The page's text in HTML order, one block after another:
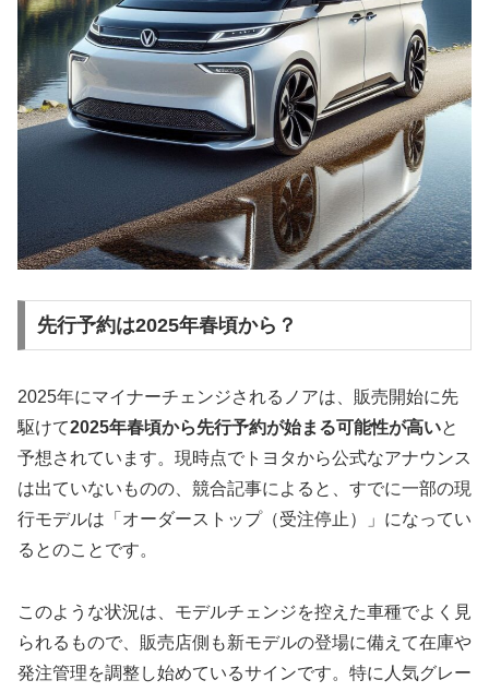
先行予約は2025年春頃から？
2025年にマイナーチェンジされるノアは、販売開始に先
駆けて2025年春頃から先行予約が始まる可能性が高いと
予想されています。現時点でトヨタから公式なアナウンス
は出ていないものの、競合記事によると、すでに一部の現
行モデルは「オーダーストップ（受注停止）」になってい
るとのことです。
このような状況は、モデルチェンジを控えた車種でよく見
られるもので、販売店側も新モデルの登場に備えて在庫や
発注管理を調整し始めているサインです。特に人気グレー